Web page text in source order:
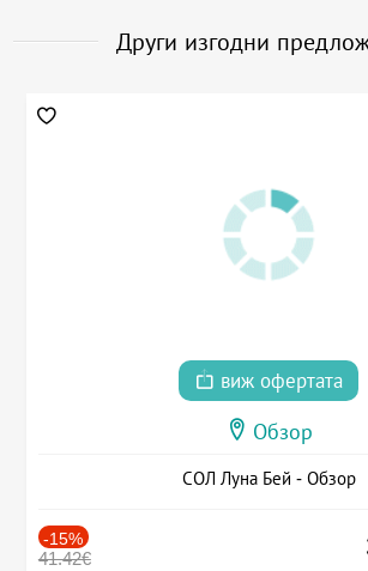
Други изгодни
виж офертата
Обзор
СОЛ Луна Бей - Обзор
-15%
41.42€